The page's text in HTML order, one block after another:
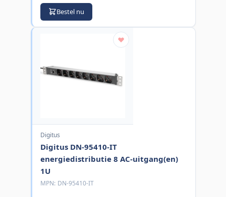
Bestel nu
Digitus
Digitus DN-95410-IT
energiedistributie 8 AC-uitgang(en)
1U
MPN: DN-95410-IT